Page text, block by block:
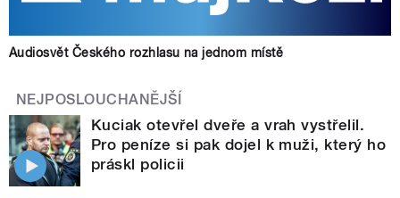
Audiosvět Českého rozhlasu na jednom místě
NEJPOSLOUCHANĚJŠÍ
Kuciak otevřel dveře a vrah vystřelil.
Pro peníze si pak dojel k muži, který ho
práskl policii